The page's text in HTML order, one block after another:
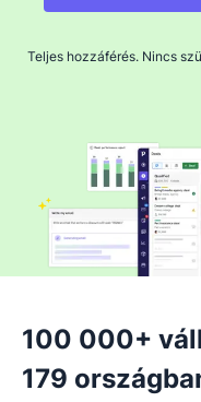
Teljes hozzáférés. Nincs
100 000+
179